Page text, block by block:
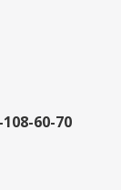
60-70